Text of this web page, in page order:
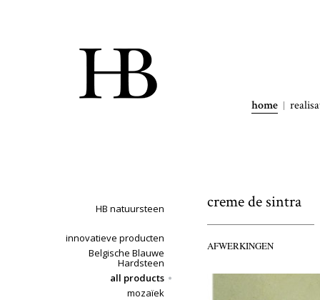
home
HB natuursteen
innovatieve producten
Belgische Blauwe
Hardsteen
all products
mozaïek
creme de sintra
AFWERKINGEN